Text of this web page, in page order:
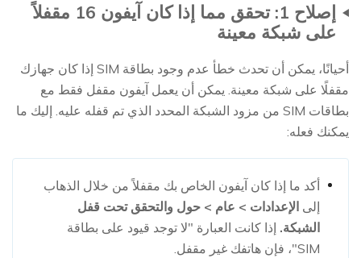
إصلاح 1: تحقق مما إذا كان آيفون 16 مقفلاً
على شبكة معينة
أحيانًا، يمكن أن تحدث خطأ عدم وجود بطاقة SIM إذا كان جهازك
مقفلًا على شبكة معينة. يمكن أن يعمل آيفون مقفل فقط مع
بطاقات SIM من مزود الشبكة المحدد الذي تم قفله عليه. إليك ما
يمكنك فعله:
أكد ما إذا كان آيفون الخاص بك مقفلاً من خلال الذهاب
إلى الإعدادات > عام > حول والتحقق تحت قفل
الشبكة. إذا كانت العبارة "لا توجد قيود على بطاقة
SIM"، فإن هاتفك غير مقفل.